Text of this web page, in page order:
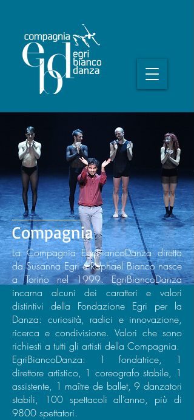
Compagnia
La Compagnia EgriBiancoDanza diretta
da Susanna Egri e Raphael Bianco nasce
a Torino nel 1999. EgriBiancoDanza
incarna alcuni dei caratteri e valori
distintivi della Fondazione Egri per la
Danza: curiosità, radici e innovazione,
ricerca e condivisione. Valori che sono
richiesti a tutti gli artisti della Compagnia.
EgriBiancoDanza: 1 fondatrice, 1
direttore artistico, 1 coreografo stabile, 1
assistente, 1 maître de ballet, 9 danzatori
stabili, 100 spettacoli all’anno, più di
9800 spettatori.